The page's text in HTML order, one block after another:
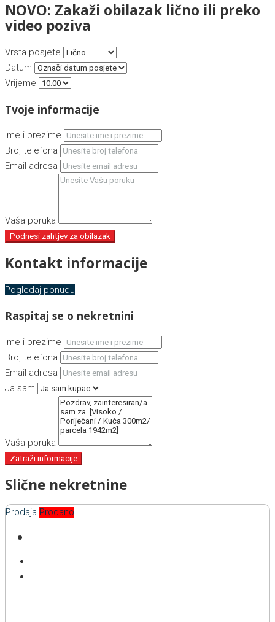
NOVO: Zakaži obilazak lično ili preko
video poziva
Vrsta posjete
Datum
Vrijeme
Tvoje informacije
Ime i prezime
Broj telefona
Email adresa
Vaša poruka
Podnesi zahtjev za obilazak
Kontakt informacije
Pogledaj ponudu
Raspitaj se o nekretnini
Ime i prezime
Broj telefona
Email adresa
Ja sam
Vaša poruka
Zatraži informacije
Slične nekretnine
Prodaja Prodano